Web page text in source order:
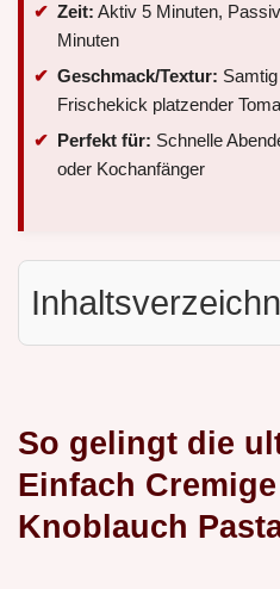
Zeit: Aktiv 5 Minuten,
Minuten
Geschmack/Textur:
Frischekick platzender
Perfekt für: Schnelle
oder Kochanfänger
So gelingt die
Einfach
Knoblauch